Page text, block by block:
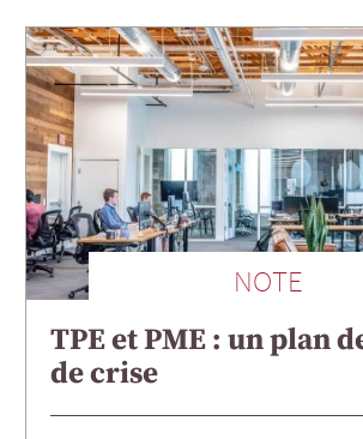
NOTE
TPE et PME : un plan
de crise